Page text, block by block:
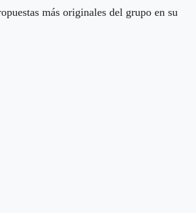
más originales del grupo en su